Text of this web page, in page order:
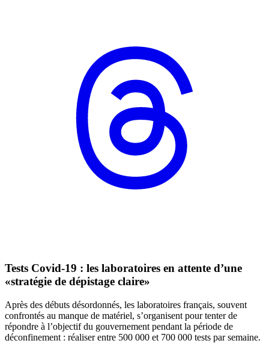
Tests Covid-19 : les laboratoires en attente d’une
«stratégie de dépistage claire»
Après des débuts désordonnés, les laboratoires français, souvent
confrontés au manque de matériel, s’organisent pour tenter de
répondre à l’objectif du gouvernement pendant la période de
déconfinement : réaliser entre 500 000 et 700 000 tests par semaine.